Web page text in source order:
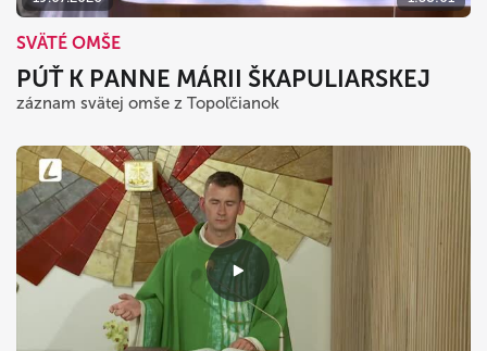
SVÄTÉ OMŠE
PÚŤ K PANNE MÁRII ŠKAPULIARSKEJ
záznam svätej omše z Topoľčianok